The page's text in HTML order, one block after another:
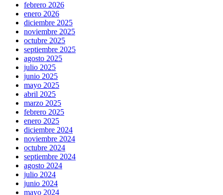
febrero 2026
enero 2026
diciembre 2025
noviembre 2025
octubre 2025
septiembre 2025
agosto 2025
julio 2025
junio 2025
mayo 2025
abril 2025
marzo 2025
febrero 2025
enero 2025
diciembre 2024
noviembre 2024
octubre 2024
septiembre 2024
agosto 2024
julio 2024
junio 2024
mayo 2024